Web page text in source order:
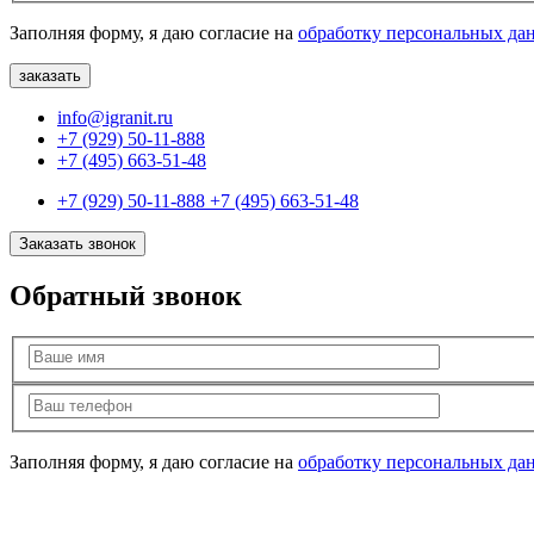
Заполняя форму, я даю согласие на обработку персональных
info@igranit.ru
+7 (929) 50-11-888
+7 (495) 663-51-48
+7 (929) 50-11-888 +7 (495) 663-51-48
Заказать звонок
Обратный звонок
Заполняя форму, я даю согласие на обработку персональных